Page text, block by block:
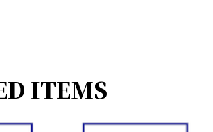
ITEMS